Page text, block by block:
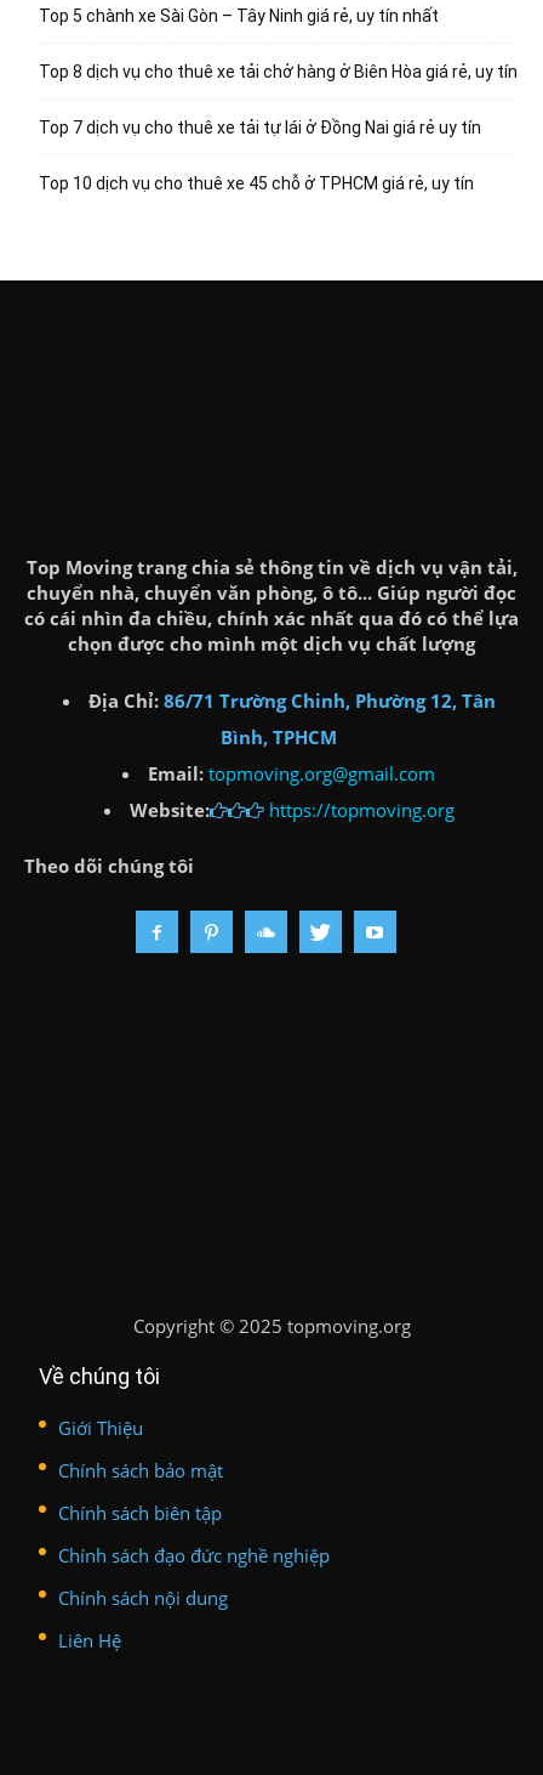
Top 5 chành xe Sài Gòn – Tây Ninh giá rẻ, uy tín nhất
Top 8 dịch vụ cho thuê xe tải chở hàng ở Biên Hòa giá rẻ, uy tín
Top 7 dịch vụ cho thuê xe tải tự lái ở Đồng Nai giá rẻ uy tín
Top 10 dịch vụ cho thuê xe 45 chỗ ở TPHCM giá rẻ, uy tín
Top Moving trang chia sẻ thông tin về dịch vụ vận tải,
chuyển nhà, chuyển văn phòng, ô tô... Giúp người đọc
có cái nhìn đa chiều, chính xác nhất qua đó có thể lựa
chọn được cho mình một dịch vụ chất lượng
Địa Chỉ: 86/71 Trường Chinh, Phường 12, Tân
Bình, TPHCM
Email: topmoving.org@gmail.com
Website:
https://topmoving.org
Theo dõi chúng tôi
Copyright © 2025 topmoving.org
Về chúng tôi
Giới Thiệu
Chính sách bảo mật
Chính sách biên tập
Chính sách đạo đức nghề nghiệp
Chính sách nội dung
Liên Hệ